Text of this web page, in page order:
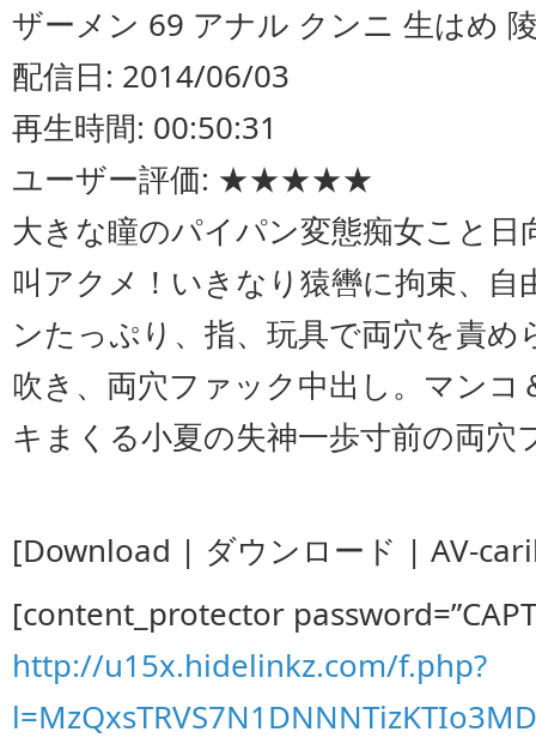
ザーメン 69 アナル クンニ 生はめ
配信日: 2014/06/03
再生時間: 00:50:31
ユーザー評価: ★★★★★
大きな瞳のパイパン変態痴女こと
叫アクメ！いきなり猿轡に拘束、
ンたっぷり、指、玩具で両穴を責
吹き、両穴ファック中出し。マン
キまくる小夏の失神一歩寸前の両穴
[Download | ダウンロード | AV-
[content_protector
http://u15x.hidelinkz.com/f.php?